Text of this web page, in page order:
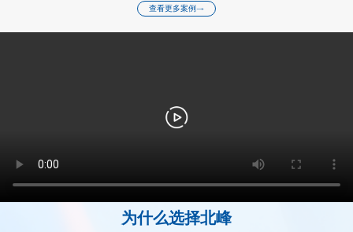
为什么选择北峰